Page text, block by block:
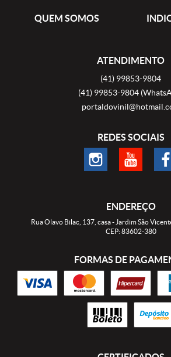
QUEM SOMOS
ATENDIMENTO
(41) 99853-9804
(41)99853-9804
REDES SOCIAIS
ENDEREÇO
Rua Olavo Bilac, 137, casa- Jardim São
CEP: 83602-380
FORMAS DE